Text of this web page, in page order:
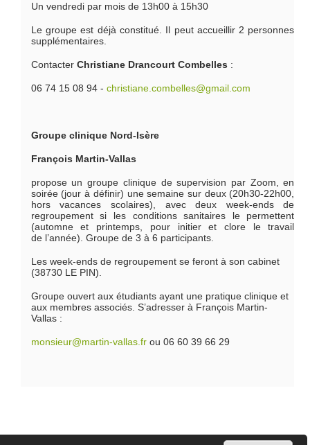
Un vendredi par mois de 13h00 à 15h30
Le groupe est déjà constitué. Il peut accueillir 2 personnes
supplémentaires.
Contacter Christiane Drancourt Combelles :
06 74 15 08 94 - christiane.combelles@gmail.com
Groupe clinique Nord-Isère
François Martin-Vallas
propose un groupe clinique de supervision par Zoom, en
soirée (jour à définir) une semaine sur deux (20h30-22h00,
hors vacances scolaires), avec deux week-ends de
regroupement si les conditions sanitaires le permettent
(automne et printemps, pour initier et clore le travail
de l’année). Groupe de 3 à 6 participants.
Les week-ends de regroupement se feront à son cabinet
(38730 LE PIN).
Groupe ouvert aux étudiants ayant une pratique clinique et
aux membres associés. S’adresser à François Martin-
Vallas :
monsieur@martin-vallas.frou 06 60 39 66 29